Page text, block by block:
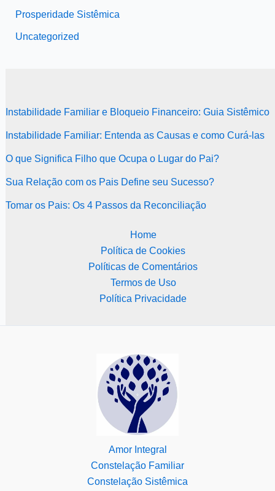
Prosperidade Sistêmica
Uncategorized
Instabilidade Familiar e Bloqueio Financeiro: Guia Sistêmico
Instabilidade Familiar: Entenda as Causas e como Curá-las
O que Significa Filho que Ocupa o Lugar do Pai?
Sua Relação com os Pais Define seu Sucesso?
Tomar os Pais: Os 4 Passos da Reconciliação
Home
Política de Cookies
Políticas de Comentários
Termos de Uso
Política Privacidade
Amor Integral
Constelação Familiar
Constelação Sistêmica